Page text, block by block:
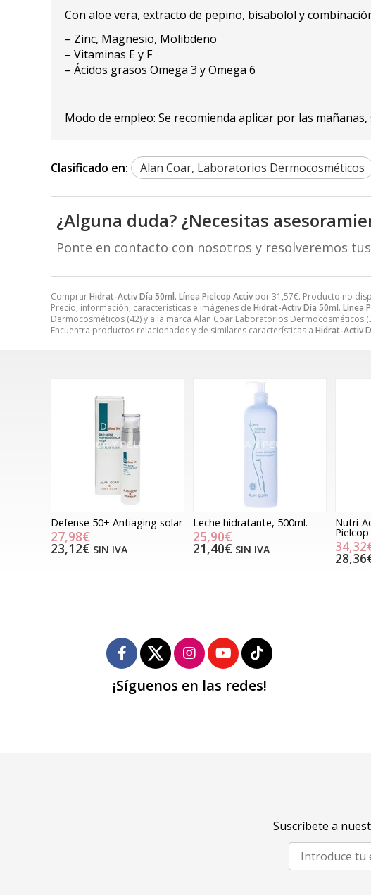
ComprarHidrat-Activ Día 50ml. Línea Pielcop Activpor31,57€. Producto no
Precio, información, características e imágenes de Hidrat-Activ Día 50ml. Línea
Dermocosméticos (42) y a la marca Alan Coar Laboratorios Dermocosméticos
Encuentra productos relacionados y de similares características a Hidrat-Activ
Con aloe vera, extracto de pepino, bisabolol y
– Zinc, Magnesio, Molibdeno
– Vitaminas E y F
– Ácidos grasos Omega 3 y Omega 6
Modo de empleo: Se recomienda aplicar por las
Clasificado en: Alan Coar, Laboratorios Dermocosméticos
¿Alguna duda? ¿Necesitas
Ponte en contacto con nosotros y resolveremos
Defense 50+ Antiaging solar
27,98€
23,12€ SIN IVA
Leche hidratante, 500ml.
25,90€
21,40€ SIN IVA
Nutri-
¡Síguenos en las redes!
Suscríbete a